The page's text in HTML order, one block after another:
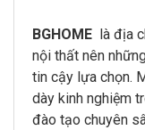
BGHOME là địa
nội thất nên
tin cậy lựa chọn.
dày kinh nghiệm
đào tạo chuyên